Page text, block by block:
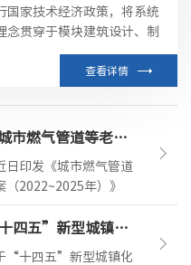
国家技术经济政策，将系统
念贯穿于模块建筑设计、制
过程，引导模块建筑生产企
业提升整体建造水平，促进
查看详情
国务院办公厅印发《城市燃气管道等老化更新改造实施方案（2022~2025年）》
日印发《城市燃气管道
2022~2025年）》
）。
国务院批复同意《“十四五”新型城镇化实施方案》
“十四五”新型城镇化